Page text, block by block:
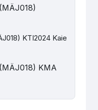
KTI2024 Kaie
KMA